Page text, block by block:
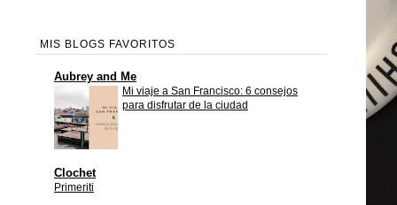
MIS BLOGS FAVORITOS
Aubrey and Me
Mi viaje a San Francisco: 6 consejos
para disfrutar de la ciudad
Clochet
Primeriti